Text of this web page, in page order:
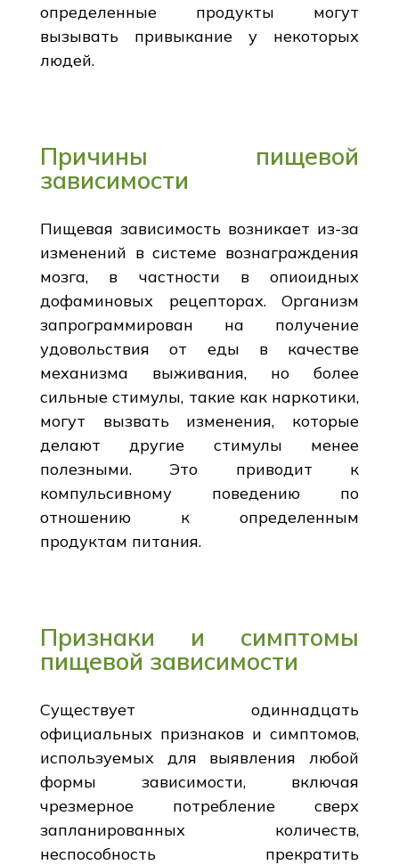
определенные продукты могут
вызывать привыкание у некоторых
людей.
Причины пищевой
зависимости
Пищевая зависимость возникает из-за
изменений в системе вознаграждения
мозга, в частности в опиоидных
дофаминовых рецепторах. Организм
запрограммирован на получение
удовольствия от еды в качестве
механизма выживания, но более
сильные стимулы, такие как наркотики,
могут вызвать изменения, которые
делают другие стимулы менее
полезными. Это приводит к
компульсивному поведению по
отношению к определенным
продуктам питания.
Признаки и симптомы
пищевой зависимости
Существует одиннадцать
официальных признаков и симптомов,
используемых для выявления любой
формы зависимости, включая
чрезмерное потребление сверх
запланированных количеств,
неспособность прекратить